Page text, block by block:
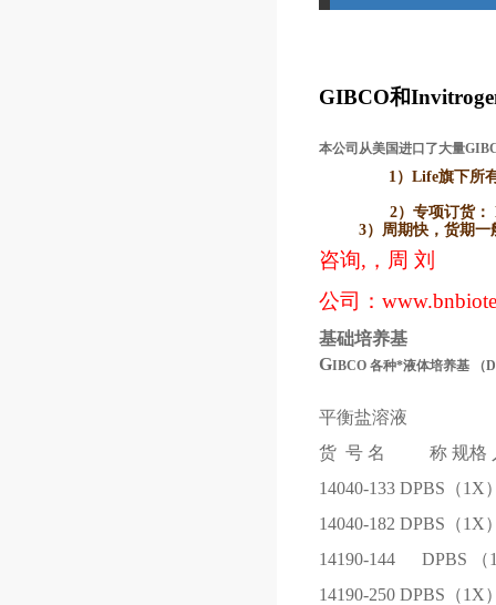
GIBCO和
本公司从美国进口了大量
1）Life旗下所
2） 专项订货：
3） 周期快，货期一
咨询,，周 刘
公司：
基础培养基
GIBCO 各种*液体培养基 （
平衡盐溶液
货 号 名 称 规格
14040-133 DPBS（1X
14040-182 DPBS（1X
14190-144
DPBS
14190-250 DPBS（1X